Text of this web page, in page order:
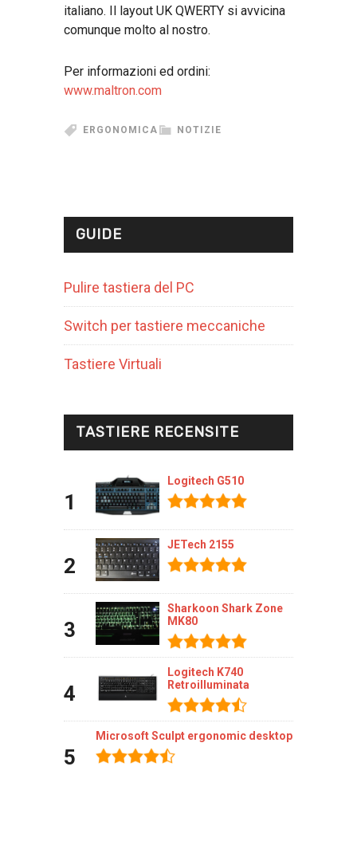
italiano. Il layout UK QWERTY si avvicina
comunque molto al nostro.
Per informazioni ed ordini:
www.maltron.com
NOTIZIE
ERGONOMICA
GUIDE
Pulire tastiera del PC
Switch per tastiere meccaniche
Tastiere Virtuali
TASTIERE RECENSITE
1
Logitech G510
2
JETech 2155
3
Sharkoon Shark Zone
MK80
4
Logitech K740
Retroilluminata
5
Microsoft Sculpt ergonomic desktop